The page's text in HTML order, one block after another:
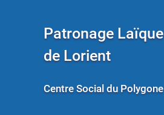
Patronage Laïque
de Lorient
Centre Social du Polygone